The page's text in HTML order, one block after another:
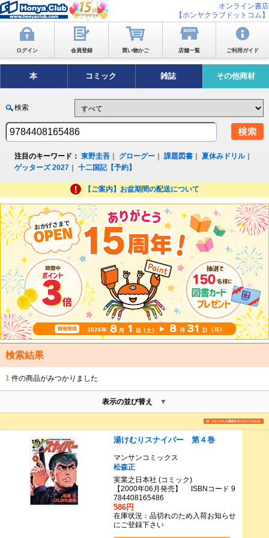
オンライン書店
【ホンヤクラブドットコム】
ログイン 会員登録 買い物かご 店舗一覧 ご利用ガイド
本 コミック 雑誌 その他商材
検索
注目のキーワード： 東野圭吾 グローグー ｜課題図書 ｜夏休みドリル｜
ゲッターズ 2027 ｜十二国記【予約】
【ご案内】お盆期間の配送について
検索結果
1 件の商品がみつかりました
表示の並び替え
湯けむりスナイパー 第４巻
マンサンコミックス
松森正
実業之日本社 (コミック)
【2000年06月発売】 ISBNコード 9
784408165486
586円
在庫状況：品切れのため入荷お知らせ
にご登録下さい